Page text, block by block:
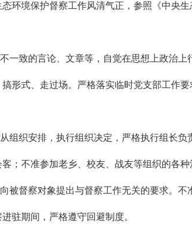
环境保护督察工作风清气正，参照《中央
致的言论、文章等，自觉在思想上政治上
形式、走过场。严格落实临时党支部工作
织安排，执行组织决定，严格执行组长负
；不准参加老乡、校友、战友等组织的各种
督察对象提出与督察工作无关的要求。不
驻期间，严格遵守回避制度。